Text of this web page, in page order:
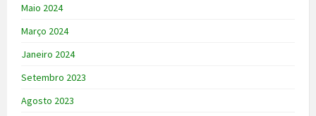
Maio 2024
Março 2024
Janeiro 2024
Setembro 2023
Agosto 2023